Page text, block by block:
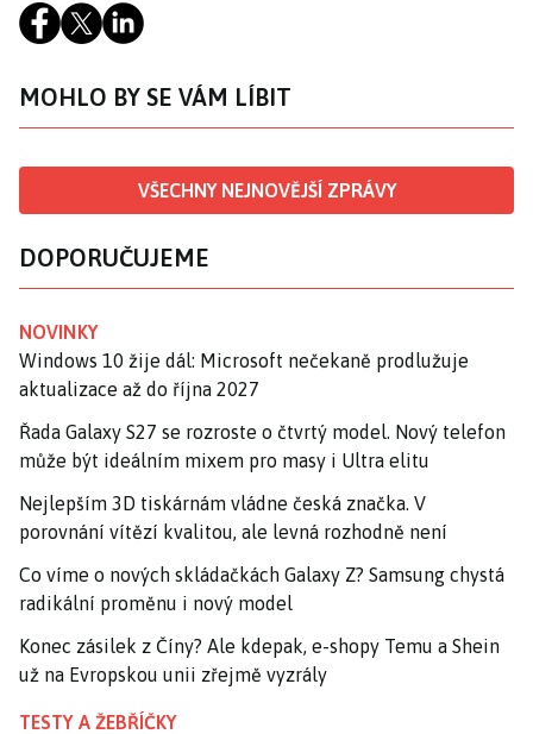
MOHLO BY SE VÁM LÍBIT
VŠECHNY NEJNOVĚJŠÍ ZPRÁVY
DOPORUČUJEME
NOVINKY
Windows 10 žije dál: Microsoft nečekaně prodlužuje
aktualizace až do října 2027
Řada Galaxy S27 se rozroste o čtvrtý model. Nový telefon
může být ideálním mixem pro masy i Ultra elitu
Nejlepším 3D tiskárnám vládne česká značka. V
porovnání vítězí kvalitou, ale levná rozhodně není
Co víme o nových skládačkách Galaxy Z? Samsung chystá
radikální proměnu i nový model
Konec zásilek z Číny? Ale kdepak, e-shopy Temu a Shein
už na Evropskou unii zřejmě vyzrály
TESTY A ŽEBŘÍČKY